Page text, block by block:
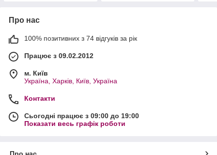
Про нас
100% позитивних з 74 відгуків за рік
Працює з 09.02.2012
м. Київ
Україна, Харків, Київ, Україна
Контакти
Сьогодні працює з 09:00 до 19:00
Показати весь графік роботи